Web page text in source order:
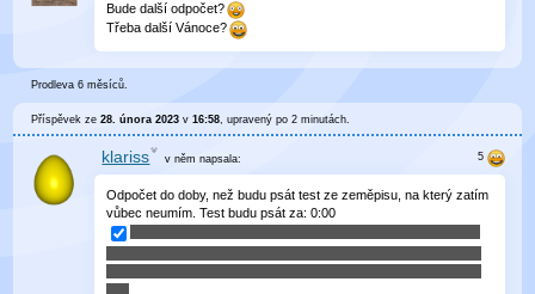
Bude další odpočet?
Třeba další Vánoce?
Prodleva 6 měsíců.
Příspěvek ze28. února 2023 v16:58 , upravenýpo 2 minutách
klariss v něm napsala:
Odpočet do doby, než budu psát test ze zeměpisu, na který zatím
vůbec neumím. Test budu psát za:0:00